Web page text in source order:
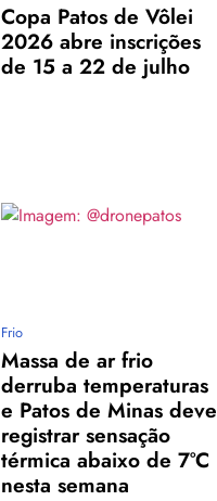
Copa Patos de Vôlei
2026 abre inscrições
de 15 a 22 de julho
Frio
Massa de ar frio
derruba temperaturas
e Patos de Minas deve
registrar sensação
térmica abaixo de 7°C
nesta semana